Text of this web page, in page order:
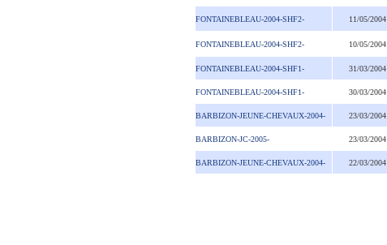
FONTAINEBLEAU-2004-SHF2- 11/05/2004
FONTAINEBLEAU-2004-SHF2- 10/05/2004
FONTAINEBLEAU-2004-SHF1- 31/03/2004
FONTAINEBLEAU-2004-SHF1- 30/03/2004
BARBIZON-JEUNE-CHEVAUX-2004- 23/03/2004
BARBIZON-JC-2005- 23/03/2004
BARBIZON-JEUNE-CHEVAUX-2004- 22/03/2004